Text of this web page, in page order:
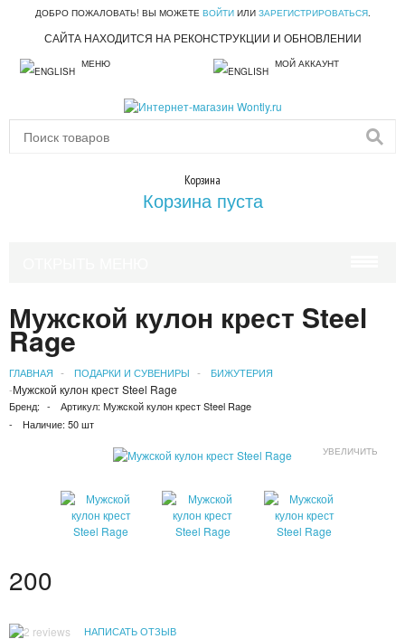
ДОБРО ПОЖАЛОВАТЬ! ВЫ МОЖЕТЕ ВОЙТИИЛИ ЗАРЕГИСТРИРОВАТЬСЯ.
САЙТА НАХОДИТСЯ НА РЕКОНСТРУКЦИИ И ОБНОВЛЕНИИ
МЕНЮ МОЙ АККАУНТ
Корзина
Корзина пуста
КРАСОТА И ЗДОРОВЬЕ
УХОД ЗА ВОЛОСАМИ
УХОД ЗА ЛИЦОМ
ПАТЧИ
КОСМЕТИЧЕКСКИЕ МАСКИ
КОРЕЙСКАЯ КОСМЕТИКА
МАСКИ ОТ ЧЕРНЫХ ТОЧЕК
ПУЗЫРЬКОВЫЕ МАСКИ
Мужской кулон крест Steel
Rage
ГЛАВНАЯ ПОДАРКИ И СУВЕНИРЫ БИЖУТЕРИЯ
Мужской кулон крест Steel Rage
Бренд: Артикул: Мужской кулон крест Steel Rage
Наличие: 50 шт
УВЕЛИЧИТЬ
200
НАПИСАТЬ ОТЗЫВ